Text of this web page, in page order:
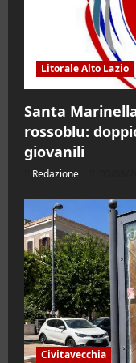
Litorale Alto Lazio
Santa
rossoblu:
giovanili
Redazione
Civitavecchia